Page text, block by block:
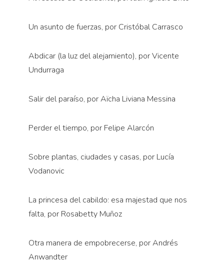
Un asunto de fuerzas, por Cristóbal Carrasco
Abdicar (la luz del alejamiento), por Vicente
Undurraga
Salir del paraíso, por Aïcha Liviana Messina
Perder el tiempo, por Felipe Alarcón
Sobre plantas, ciudades y casas, por Lucía
Vodanovic
La princesa del cabildo: esa majestad que nos
falta, por Rosabetty Muñoz
Otra manera de empobrecerse, por Andrés
Anwandter